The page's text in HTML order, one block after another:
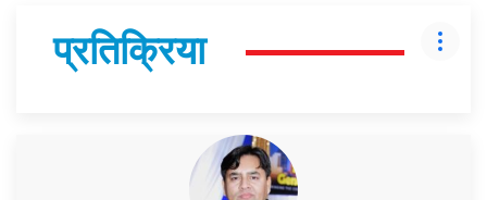
प्रतिक्रिया